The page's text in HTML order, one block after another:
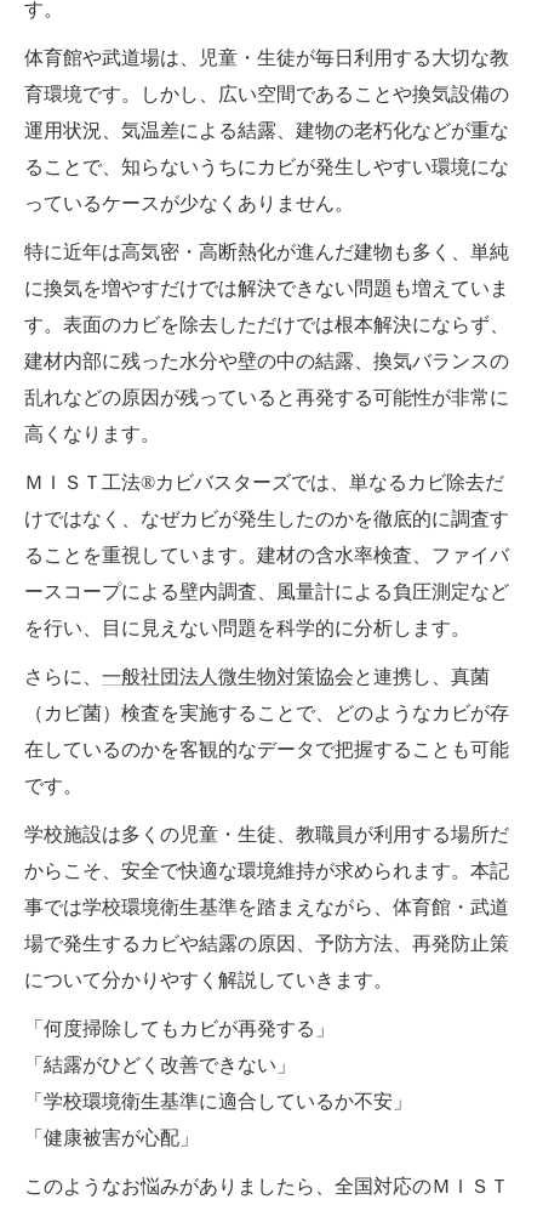
す。
体育館や武道場は、児童・生徒が毎日利用する大切な教
育環境です。しかし、広い空間であることや換気設備の
運用状況、気温差による結露、建物の老朽化などが重な
ることで、知らないうちにカビが発生しやすい環境にな
っているケースが少なくありません。
特に近年は高気密・高断熱化が進んだ建物も多く、単純
に換気を増やすだけでは解決できない問題も増えていま
す。表面のカビを除去しただけでは根本解決にならず、
建材内部に残った水分や壁の中の結露、換気バランスの
乱れなどの原因が残っていると再発する可能性が非常に
高くなります。
ＭＩＳＴ工法®カビバスターズでは、単なるカビ除去だ
けではなく、なぜカビが発生したのかを徹底的に調査す
ることを重視しています。建材の含水率検査、ファイバ
ースコープによる壁内調査、風量計による負圧測定など
を行い、目に見えない問題を科学的に分析します。
さらに、 一般社団法人微生物対策協会と連携し、真菌
（カビ菌）検査を実施することで、どのようなカビが存
在しているのかを客観的なデータで把握することも可能
です。
学校施設は多くの児童・生徒、教職員が利用する場所だ
からこそ、安全で快適な環境維持が求められます。本記
事では学校環境衛生基準を踏まえながら、体育館・武道
場で発生するカビや結露の原因、予防方法、再発防止策
について分かりやすく解説していきます。
「何度掃除してもカビが再発する」
「結露がひどく改善できない」
「学校環境衛生基準に適合しているか不安」
「健康被害が心配」
このようなお悩みがありましたら、全国対応のＭＩＳＴ